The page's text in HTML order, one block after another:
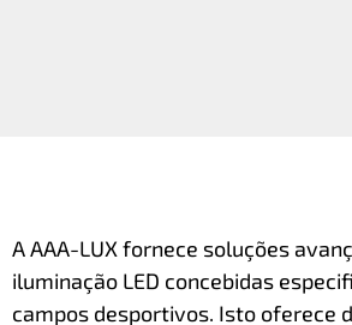
A AAA-LUX fornece soluções
iluminação LED concebidas
campos desportivos. Isto oferece